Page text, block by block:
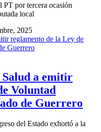
por tercera ocasión
local
2025
Salud a emitir
Voluntad
de Guerrero
del Estado exhortó a la